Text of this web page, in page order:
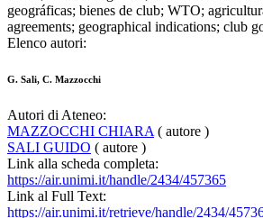
geográficas; bienes de club; WTO;
agreements; geographical indications; club
Elenco autori:
G. Sali, C. Mazzocchi
Autori di Ateneo:
MAZZOCCHI CHIARA ( autore )
SALI GUIDO ( autore )
Link alla scheda completa:
https://air.unimi.it/handle/2434/457365
Link al Full Text:
https://air.unimi.it/retrieve/handle/2434/